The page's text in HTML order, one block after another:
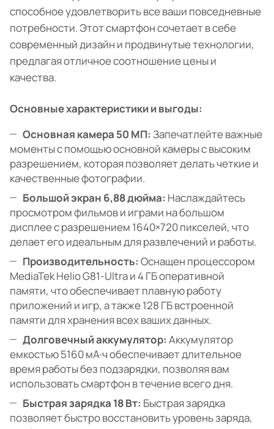
способное удовлетворить все ваши повседневные
потребности. Этот смартфон сочетает в себе
современный дизайн и продвинутые технологии,
предлагая отличное соотношение цены и
качества.
Основные характеристики и выгоды:
Основная камера 50 МП: Запечатлейте важные
моменты с помощью основной камеры с высоким
разрешением, которая позволяет делать четкие и
качественные фотографии.
Большой экран 6,88 дюйма: Наслаждайтесь
просмотром фильмов и играми на большом
дисплее с разрешением 1640×720 пикселей, что
делает его идеальным для развлечений и работы.
Производительность: Оснащен процессором
MediaTek Helio G81-Ultra и 4 ГБ оперативной
памяти, что обеспечивает плавную работу
приложений и игр, а также 128 ГБ встроенной
памяти для хранения всех ваших данных.
Долговечный аккумулятор: Аккумулятор
емкостью 5160 мА·ч обеспечивает длительное
время работы без подзарядки, позволяя вам
использовать смартфон в течение всего дня.
Быстрая зарядка 18 Вт: Быстрая зарядка
позволяет быстро восстановить уровень заряда,